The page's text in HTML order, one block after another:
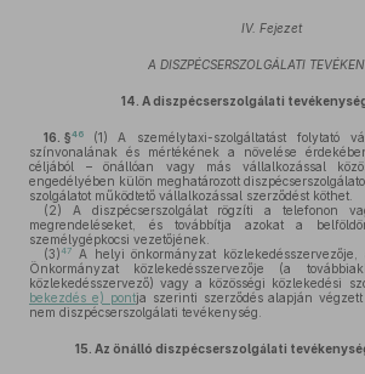
IV. Fejezet
A DISZPÉCSERSZOLGÁLATI
14. A diszpécserszolgálati
16. §46 (1) A személytaxi-szolgáltatást folytató
színvonalának és mértékének a növelése
céljából – önállóan vagy más vállalkozással
engedélyében külön meghatározott
szolgálatot működtető vállalkozással szerződést köthet.
(2) A diszpécserszolgálat rögzíti a telefonon
megrendeléseket, és továbbítja azokat a
személygépkocsi vezetőjének.
(3)47
A helyi önkormányzat közlekedésszervezője,
Önkormányzat közlekedésszervezője (a
közlekedésszervező) vagy a közösségi közlekedési
bekezdés e) pontja szerinti szerződés alapján
nem diszpécserszolgálati tevékenység.
15. Az önálló diszpécserszolgálati